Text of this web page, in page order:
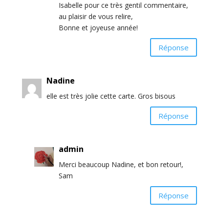
Isabelle pour ce très gentil commentaire,
au plaisir de vous relire,
Bonne et joyeuse année!
Réponse
Nadine
elle est très jolie cette carte. Gros bisous
Réponse
admin
Merci beaucoup Nadine, et bon retour!,
Sam
Réponse